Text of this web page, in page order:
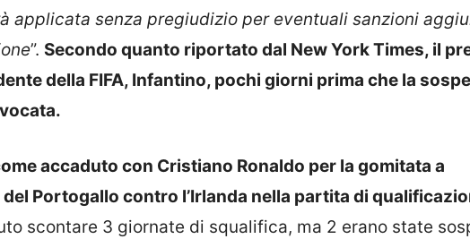
applicata senza pregiudizio per eventuali sanzioni
”. Secondo quanto riportato dal New York Times, il
della FIFA, Infantino, pochi giorni prima che la
accaduto con Cristiano Ronaldo per la gomitata a
del Portogallo contro l’Irlanda nella partita di
scontare 3 giornate di squalifica, ma 2 erano state